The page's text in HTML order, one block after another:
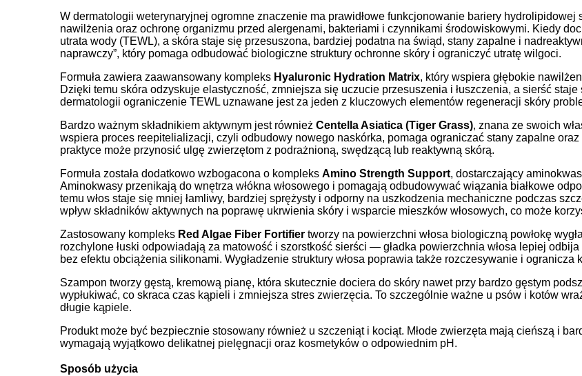
W dermatologii weterynaryjnej ogromne znaczenie ma prawidłowe funkcjonowanie bariery hydrolipidowej
nawilżenia oraz ochronę organizmu przed alergenami, bakteriami i czynnikami środowiskowymi. Kiedy
utrata wody (TEWL), a skóra staje się przesuszona, bardziej podatna na świąd, stany zapalne i
naprawczy”, który pomaga odbudować biologiczne struktury ochronne skóry i ograniczyć utratę wilgoci.
Formuła zawiera zaawansowany kompleks Hyaluronic Hydration Matrix, który wspiera głębokie
Dzięki temu skóra odzyskuje elastyczność, zmniejsza się uczucie przesuszenia i łuszczenia, a sierść
dermatologii ograniczenie TEWL uznawane jest za jeden z kluczowych elementów regeneracji skóry
Bardzo ważnym składnikiem aktywnym jest również Centella Asiatica (Tiger Grass), znana ze swoich
wspiera proces reepitelializacji, czyli odbudowy nowego naskórka, pomaga ograniczać stany zapalne
praktyce może przynosić ulgę zwierzętom z podrażnioną, swędzącą lub reaktywną skórą.
Formuła została dodatkowo wzbogacona o kompleks Amino Strength Support, dostarczający
Aminokwasy przenikają do wnętrza włókna włosowego i pomagają odbudowywać wiązania białkowe
temu włos staje się mniej łamliwy, bardziej sprężysty i odporny na uszkodzenia mechaniczne podczas
wpływ składników aktywnych na poprawę ukrwienia skóry i wsparcie mieszków włosowych, co może
Zastosowany kompleks Red Algae Fiber Fortifier tworzy na powierzchni włosa biologiczną powłokę
rozchylone łuski odpowiadają za matowość i szorstkość sierści — gładka powierzchnia włosa lepiej
bez efektu obciążenia silikonami. Wygładzenie struktury włosa poprawia także rozczesywanie i ogranicza
Szampon tworzy gęstą, kremową pianę, która skutecznie dociera do skóry nawet przy bardzo gęstym
wypłukiwać, co skraca czas kąpieli i zmniejsza stres zwierzęcia. To szczególnie ważne u psów i kotów
długie kąpiele.
Produkt może być bezpiecznie stosowany również u szczeniąt i kociąt. Młode zwierzęta mają cieńszą i
wymagają wyjątkowo delikatnej pielęgnacji oraz kosmetyków o odpowiednim pH.
Sposób użycia